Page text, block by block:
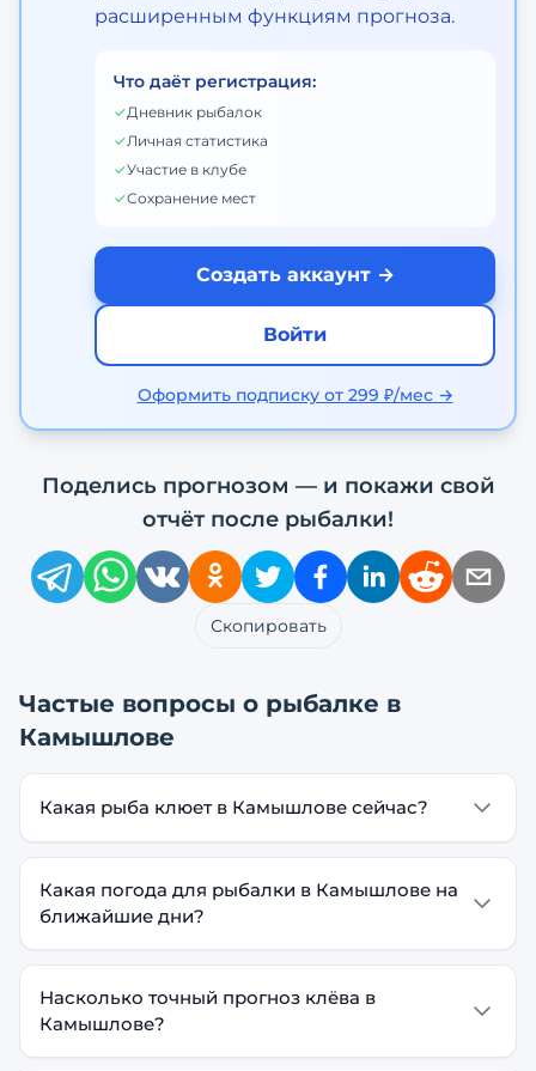
расширенным функциям прогноза.
Что даёт регистрация:
✓Дневник рыбалок
✓Личная статистика
✓Участие в клубе
✓Сохранение мест
Создать аккаунт →
Войти
Оформить подписку от 299 ₽/мес →
Поделись прогнозом — и покажи свой
отчёт после рыбалки!
Скопировать
Частые вопросы о рыбалке в
Камышлове
Какая рыба клюет в Камышлове сейчас?
Какая погода для рыбалки в Камышлове на
ближайшие дни?
Насколько точный прогноз клёва в
Камышлове?